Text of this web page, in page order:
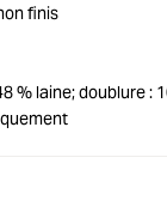
finis
% laine; doublure :